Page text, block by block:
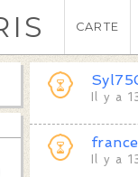
CARTE
Il y a
Il y a